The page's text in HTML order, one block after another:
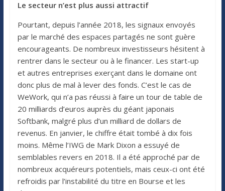
Le secteur n’est plus aussi attractif
Pourtant, depuis l’année 2018, les signaux envoyés
par le marché des espaces partagés ne sont guère
encourageants. De nombreux investisseurs hésitent à
rentrer dans le secteur ou à le financer. Les start-up
et autres entreprises exerçant dans le domaine ont
donc plus de mal à lever des fonds. C’est le cas de
WeWork, qui n’a pas réussi à faire un tour de table de
20 milliards d’euros auprès du géant japonais
Softbank, malgré plus d’un milliard de dollars de
revenus. En janvier, le chiffre était tombé à dix fois
moins. Même l’IWG de Mark Dixon a essuyé de
semblables revers en 2018. Il a été approché par de
nombreux acquéreurs potentiels, mais ceux-ci ont été
refroidis par l’instabilité du titre en Bourse et les